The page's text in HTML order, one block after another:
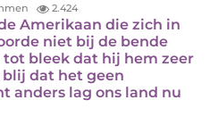
2.424
Amerikaan die zich in
niet bij de bende
tot bleek dat hij hem zeer
blij dat het geen
anders lag ons land nu